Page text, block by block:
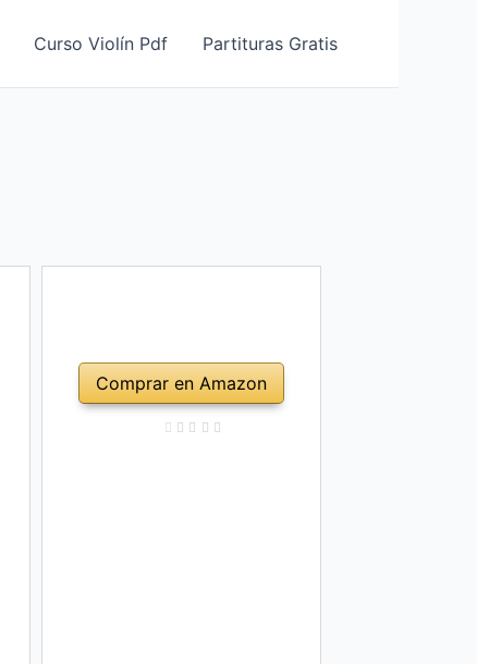
Curso Violín Pdf Partituras Gratis
Comprar en Amazon